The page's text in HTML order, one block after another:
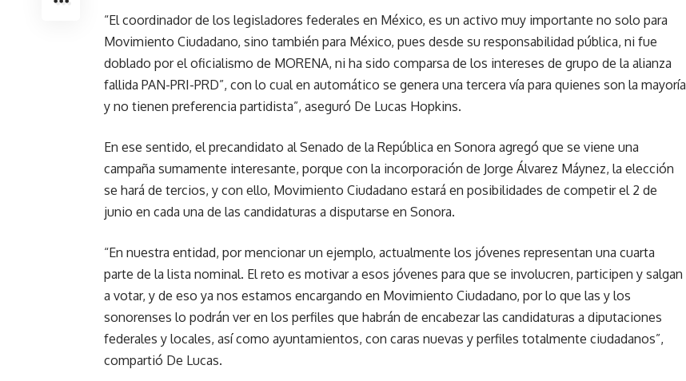
“El coordinador de los legisladores federales en México, es un activo muy importante no solo para
Movimiento Ciudadano, sino también para México, pues desde su responsabilidad pública, ni fue
doblado por el oficialismo de MORENA, ni ha sido comparsa de los intereses de grupo de la alianza
fallida PAN-PRI-PRD”, con lo cual en automático se genera una tercera vía para quienes son la mayoría
y no tienen preferencia partidista”, aseguró De Lucas Hopkins.
En ese sentido, el precandidato al Senado de la República en Sonora agregó que se viene una
campaña sumamente interesante, porque con la incorporación de Jorge Álvarez Máynez, la elección
se hará de tercios, y con ello, Movimiento Ciudadano estará en posibilidades de competir el 2 de
junio en cada una de las candidaturas a disputarse en Sonora.
“En nuestra entidad, por mencionar un ejemplo, actualmente los jóvenes representan una cuarta
parte de la lista nominal. El reto es motivar a esos jóvenes para que se involucren, participen y salgan
a votar, y de eso ya nos estamos encargando en Movimiento Ciudadano, por lo que las y los
sonorenses lo podrán ver en los perfiles que habrán de encabezar las candidaturas a diputaciones
federales y locales, así como ayuntamientos, con caras nuevas y perfiles totalmente ciudadanos”,
compartió De Lucas.